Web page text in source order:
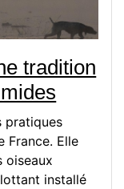
tradition
pratiques
France. Elle
oiseaux
installé